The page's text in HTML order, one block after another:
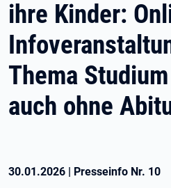
ihre Kinder:
Thema
auch ohne
30.01.2026 | Presseinfo Nr. 10